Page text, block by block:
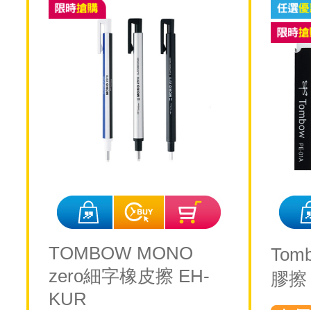
TOMBOW MONO
zero細字橡皮擦 EH-
KUR
膠擦